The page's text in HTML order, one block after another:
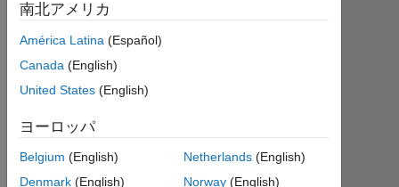
年
か
テ
ィ
ブ
南北アメリカ
América Latina (Español)
Canada (English)
United States (English)
ヨーロッパ
Belgium (English)
Denmark (English)
Netherlands (English)
Norway (English)